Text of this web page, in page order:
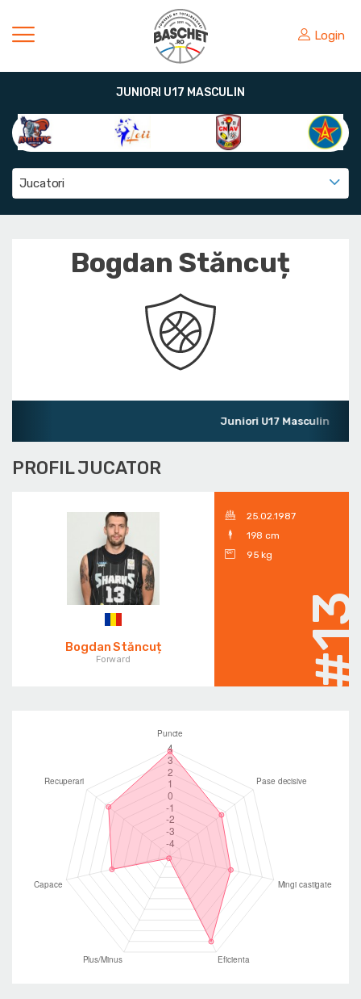
Login
JUNIORI U17 MASCULIN
Jucatori
Bogdan Stăncuț
Juniori U17 Masculin
PROFIL JUCATOR
Bogdan Stăncuț
Forward
25.02.1987
198 cm
95 kg